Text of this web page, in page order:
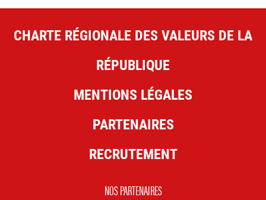
CHARTE RÉGIONALE DES VALEURS DE LA
RÉPUBLIQUE
MENTIONS LÉGALES
PARTENAIRES
RECRUTEMENT
NOS PARTENAIRES